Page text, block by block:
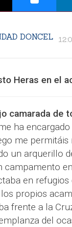
DONCEL
Heras en el
camarada de
ha
me
un arquerillo
campamento
en
propios
frente a la
del